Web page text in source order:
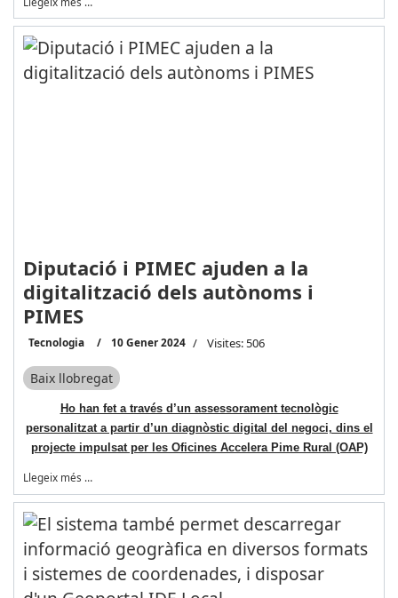
Diputació i PIMEC ajuden a la
digitalització dels autònoms i
PIMES
Tecnologia 10 Gener 2024 Visites: 506
Baix llobregat
Ho han fet a través d’un assessorament tecnològic
personalitzat a partir d’un diagnòstic digital del negoci, dins el
projecte impulsat per les Oficines Accelera Pime Rural (OAP)
Llegeix més …